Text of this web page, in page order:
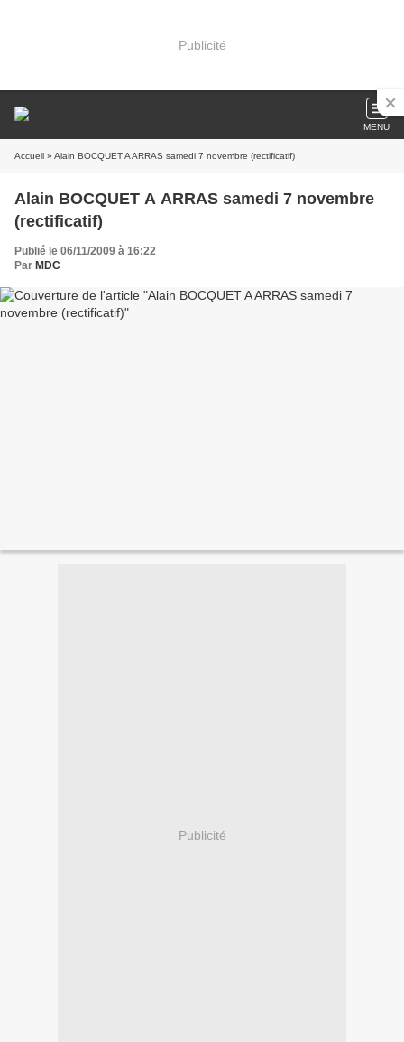
Publicité
MENU
Accueil » Alain BOCQUET A ARRAS samedi 7 novembre (rectificatif)
Alain BOCQUET A ARRAS samedi 7 novembre
(rectificatif)
Publié le 06/11/2009 à 16:22
Par MDC
Publicité